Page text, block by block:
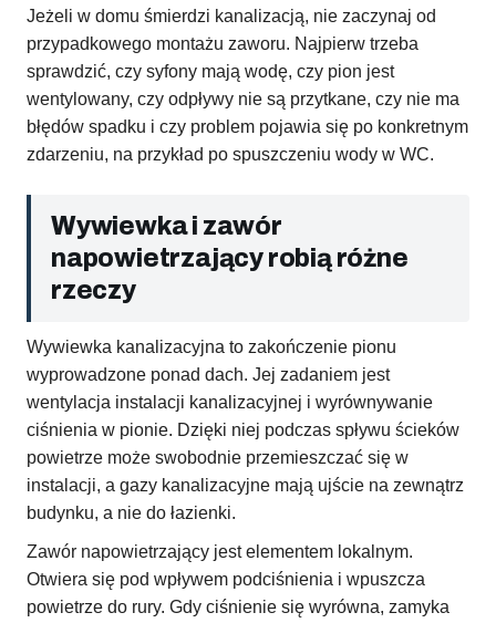
Jeżeli w domu śmierdzi kanalizacją, nie zaczynaj od
przypadkowego montażu zaworu. Najpierw trzeba
sprawdzić, czy syfony mają wodę, czy pion jest
wentylowany, czy odpływy nie są przytkane, czy nie ma
błędów spadku i czy problem pojawia się po konkretnym
zdarzeniu, na przykład po spuszczeniu wody w WC.
Wywiewka i zawór
napowietrzający robią różne
rzeczy
Wywiewka kanalizacyjna to zakończenie pionu
wyprowadzone ponad dach. Jej zadaniem jest
wentylacja instalacji kanalizacyjnej i wyrównywanie
ciśnienia w pionie. Dzięki niej podczas spływu ścieków
powietrze może swobodnie przemieszczać się w
instalacji, a gazy kanalizacyjne mają ujście na zewnątrz
budynku, a nie do łazienki.
Zawór napowietrzający jest elementem lokalnym.
Otwiera się pod wpływem podciśnienia i wpuszcza
powietrze do rury. Gdy ciśnienie się wyrówna, zamyka